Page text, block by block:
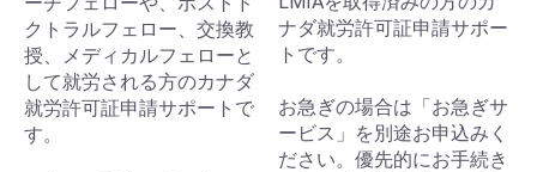
クトラルフェロー、交換教
授、メディカルフェローと
して就労される方のカナダ
就労許可証申請サポートで
す。
ナダ就労許可証申請サポー
トです。
お急ぎの場合は「お急ぎサ
ービス」を別途お申込みく
ださい。優先的にお手続き